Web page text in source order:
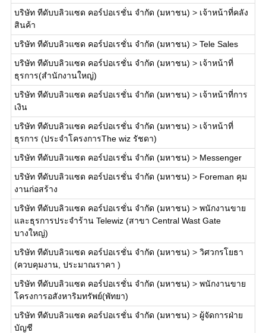
บริษัท ทีดับบลิวแซด คอร์ปอเรชั่น จำกัด (มหาชน) > เจ้าหน้าที่คลัง
สินค้า
บริษัท ทีดับบลิวแซด คอร์ปอเรชั่น จำกัด (มหาชน) > Tele Sales
บริษัท ทีดับบลิวแซด คอร์ปอเรชั่น จำกัด (มหาชน) > เจ้าหน้าที่
ธุรการ(สำนักงานใหญ่)
บริษัท ทีดับบลิวแซด คอร์ปอเรชั่น จำกัด (มหาชน) > เจ้าหน้าที่การ
เงิน
บริษัท ทีดับบลิวแซด คอร์ปอเรชั่น จำกัด (มหาชน) > เจ้าหน้าที่
ธุรการ (ประจำโครงการThe wiz รัชดา)
บริษัท ทีดับบลิวแซด คอร์ปอเรชั่น จำกัด (มหาชน) > Messenger
บริษัท ทีดับบลิวแซด คอร์ปอเรชั่น จำกัด (มหาชน) > Foreman คุม
งานก่อสร้าง
บริษัท ทีดับบลิวแซด คอร์ปอเรชั่น จำกัด (มหาชน) > พนักงานขาย
และธุรการประจำร้าน Telewiz (สาขา Central Wast Gate
บางใหญ่)
บริษัท ทีดับบลิวแซด คอร์ปอเรชั่น จำกัด (มหาชน) > วิศวกรโยธา
(ควบคุมงาน, ประมาณราคา )
บริษัท ทีดับบลิวแซด คอร์ปอเรชั่น จำกัด (มหาชน) > พนักงานขาย
โครงการอสังหาริมทรัพย์(พัทยา)
บริษัท ทีดับบลิวแซด คอร์ปอเรชั่น จำกัด (มหาชน) > ผู้จัดการฝ่าย
บัญชี